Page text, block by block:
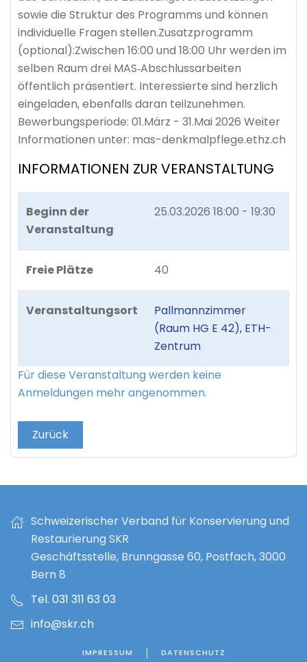
sowie die Struktur des Programms und können
individuelle Fragen stellen.Zusatzprogramm
(optional):Zwischen 16:00 und 18:00 Uhr werden im
selben Raum drei MAS‑Abschlussarbeiten
öffentlich präsentiert. Interessierte sind herzlich
eingeladen, ebenfalls daran teilzunehmen.
Bewerbungsperiode: 01.März - 31.Mai 2026 Weiter
Informationen unter: mas-denkmalpflege.ethz.ch
INFORMATIONEN ZUR VERANSTALTUNG
Beginn der
Veranstaltung
25.03.2026 18:00 - 19:30
Freie Plätze 40
Veranstaltungsort
Pallmannzimmer
(Raum HG E 42), ETH-
Zentrum
Für diese Veranstaltung werden keine
Anmeldungen mehr angenommen.
Zurück
Schweizerischer Verband für Konservierung und
Restaurierung SKR
Geschäftsstelle, Brunngasse 60, Postfach, 3000
Bern 8
Tel. 031 311 63 03
info@skr.ch
IMPRESSUM DATENSCHUTZ